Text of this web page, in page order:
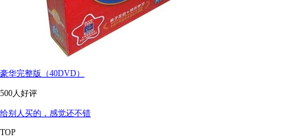
豪华完整版（40DVD）
500人好评
给别人买的，感觉还不错
TOP